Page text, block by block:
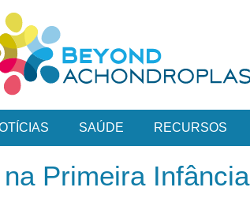
SAÚDE RECURSOS
Primeira Infância